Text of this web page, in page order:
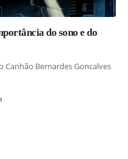
do sono e do
Bernardes Goncalves